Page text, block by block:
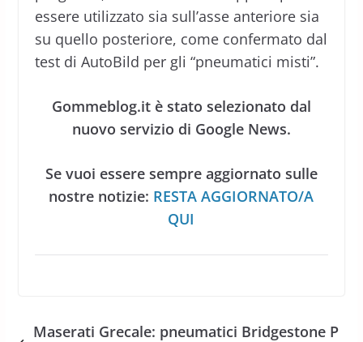
essere utilizzato sia sull’asse anteriore sia
su quello posteriore, come confermato dal
test di AutoBild per gli “pneumatici misti”.
Gommeblog.it è stato selezionato dal
nuovo servizio di Google News.
Se vuoi essere sempre aggiornato sulle
nostre notizie: RESTA AGGIORNATO/A
QUI
Maserati Grecale: pneumatici Bridgestone P